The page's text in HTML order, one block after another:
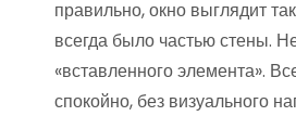
правильно, окно выглядит
всегда было частью стены.
«вставленного элемента».
спокойно, без визуального